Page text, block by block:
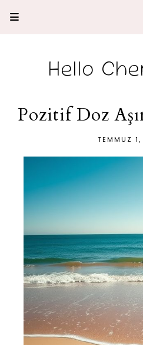
Hello
Pozitif Doz
TEMMUZ